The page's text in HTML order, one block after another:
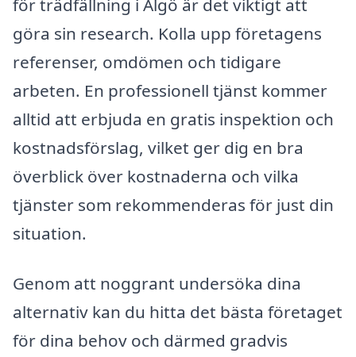
för trädfällning i Älgö är det viktigt att
göra sin research. Kolla upp företagens
referenser, omdömen och tidigare
arbeten. En professionell tjänst kommer
alltid att erbjuda en gratis inspektion och
kostnadsförslag, vilket ger dig en bra
överblick över kostnaderna och vilka
tjänster som rekommenderas för just din
situation.
Genom att noggrant undersöka dina
alternativ kan du hitta det bästa företaget
för dina behov och därmed gradvis